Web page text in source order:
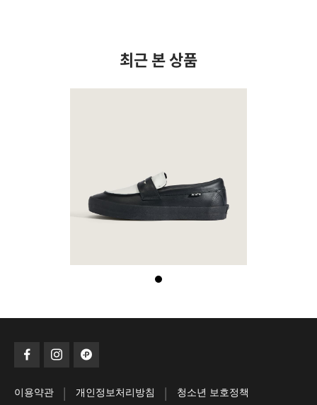
최근 본 상품
이용약관 | 개인정보처리방침 | 청소년 보호정책